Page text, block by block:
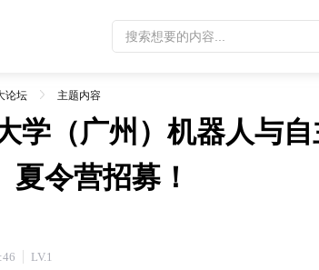
论坛 主题内容
学（广州）机器人与
夏令营招募！
LV.1